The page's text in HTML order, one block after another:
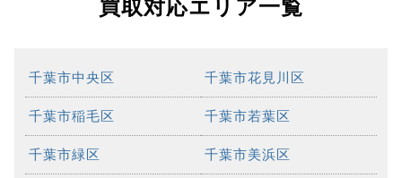
買取対応エリア一覧
千葉市中央区 千葉市花見川区
千葉市稲毛区 千葉市若葉区
千葉市緑区 千葉市美浜区